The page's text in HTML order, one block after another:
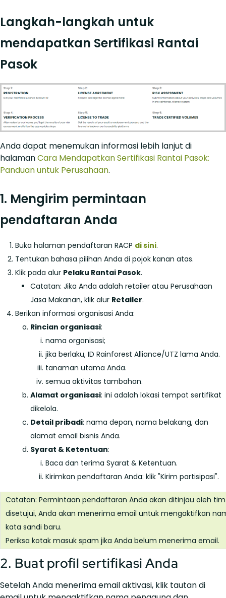
Langkah-langkah untuk
mendapatkan Sertifikasi Rantai
Pasok
Anda dapat menemukan informasi lebih lanjut di
halamanCara Mendapatkan Sertifikasi Rantai Pasok:
Panduan untuk Perusahaan.
1. Mengirim permintaan
pendaftaran Anda
Buka halaman pendaftaran RACP di sini.
Tentukan bahasa pilihan Anda di pojok kanan atas.
Klik pada alur Pelaku Rantai Pasok.
Catatan: Jika Anda adalah retailer atau Perusahaan
Jasa Makanan, klik alur Retailer.
Berikan informasi organisasi Anda:
Rincian organisasi:
nama organisasi;
jika berlaku, ID Rainforest Alliance/UTZ lama Anda.
tanaman utama Anda.
semua aktivitas tambahan.
Alamat organisasi: ini adalah lokasi tempat sertifikat
dikelola.
Detail pribadi: nama depan, nama belakang, dan
alamat email bisnis Anda.
Syarat & Ketentuan:
Baca dan terima Syarat & Ketentuan.
Kirimkan pendaftaran Anda: klik "Kirim partisipasi".
Catatan: Permintaan pendaftaran Anda akan ditinjau oleh tim
disetujui, Anda akan menerima email untuk mengaktifkan
kata sandi baru.
Periksa kotak masuk spam jika Anda belum menerima email.
2. Buat profil sertifikasi Anda
Setelah Anda menerima email aktivasi, klik tautan di